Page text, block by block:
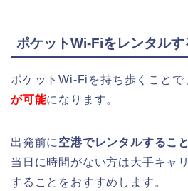
ポケットWi-Fiをレンタルす
ポケットWi-Fiを持ち歩くことで
が可能になります。
出発前に 空港でレンタルするこ
当日に時間がない方は大手キャ
することをおすすめします。